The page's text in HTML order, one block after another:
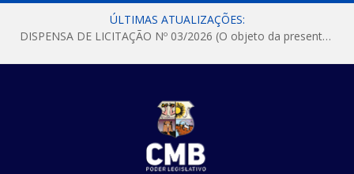
ÚLTIMAS ATUALIZAÇÕES:
DISPENSA DE LICITAÇÃO Nº 03/2026 (O objeto da presente dispensa é a escolha da proposta mais vantajosa para a aquisição, de aparelhos de ar condicionado, tipo Split, com material de instalação e fogão industrial, conforme condições, quantidades e exigências estabelecidas no termo de referencia e neste aviso de contratação direta e seus anexos)